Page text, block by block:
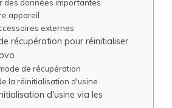
des données importantes
appareil
externes
récupération pour réinitialiser
de récupération
la réinitialisation d'usine
d'usine via les